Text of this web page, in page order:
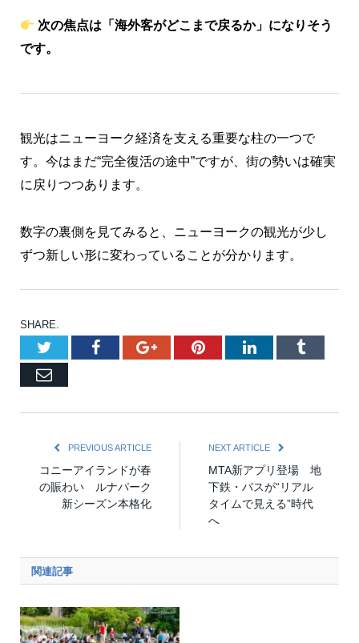
次の焦点は「海外客がどこまで戻るか」になりそう
です。
観光はニューヨーク経済を支える重要な柱の一つで
す。今はまだ“完全復活の途中”ですが、街の勢いは確実
に戻りつつあります。
数字の裏側を見てみると、ニューヨークの観光が少し
ずつ新しい形に変わっていることが分かります。
SHARE.
TwitterFacebookGoogle+PinterestLinkedInTumblr
Email
PREVIOUS ARTICLE
コニーアイランドが春
の賑わい ルナパーク
新シーズン本格化
NEXT ARTICLE
MTA新アプリ登場 地
下鉄・バスが“リアル
タイムで見える”時代
へ
関連記事